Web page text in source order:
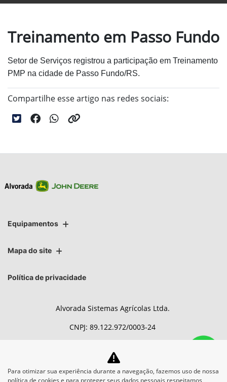
Treinamento em Passo Fundo
Setor de Serviços registrou a participação em Treinamento
PMP na cidade de Passo Fundo/RS.
Compartilhe esse artigo nas redes sociais:
Equipamentos
Mapa do site
Política de privacidade
Alvorada Sistemas Agrícolas Ltda.
CNPJ: 89.122.972/0003-24
No trânsito, enxergar o outro
Para otimizar sua experiência durante a navegação, fazemos uso de nossa
política de cookies e para proteger seus dados pessoais respeitamos